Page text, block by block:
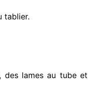
tablier.
lames au tube et